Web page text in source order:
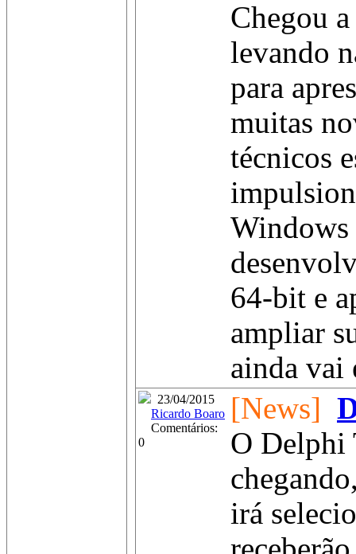
Chegou
levando
para
muitas
técnicos
Windows
64-bit e
ampliar
ainda vai
23/04/2015
Ricardo Boaro
Comentários:
0
[News]
O Delphi
irá